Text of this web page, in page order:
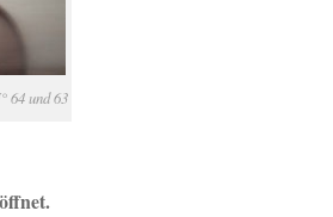
64 und 63